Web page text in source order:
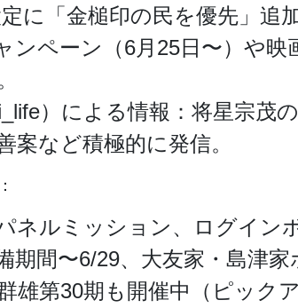
に「金槌印の民を優先」
ンペーン（6月25日〜）や
）による情報：将星宗
案など積極的に発信。
：
ネルミッション、ログイン
期間〜6/29、大友家・島津
雄第30期も開催中（ピック